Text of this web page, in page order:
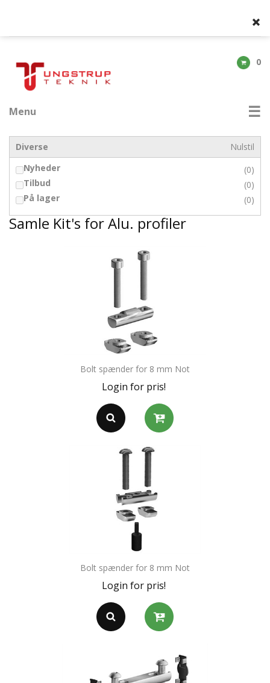
0
Menu
Diverse
Nulstil
Nyheder
(0)
Tilbud
(0)
På lager
(0)
Samle Kit's for Alu. profiler
Bolt spænder for 8 mm Not
Login for pris!
Bolt spænder for 8 mm Not
Login for pris!